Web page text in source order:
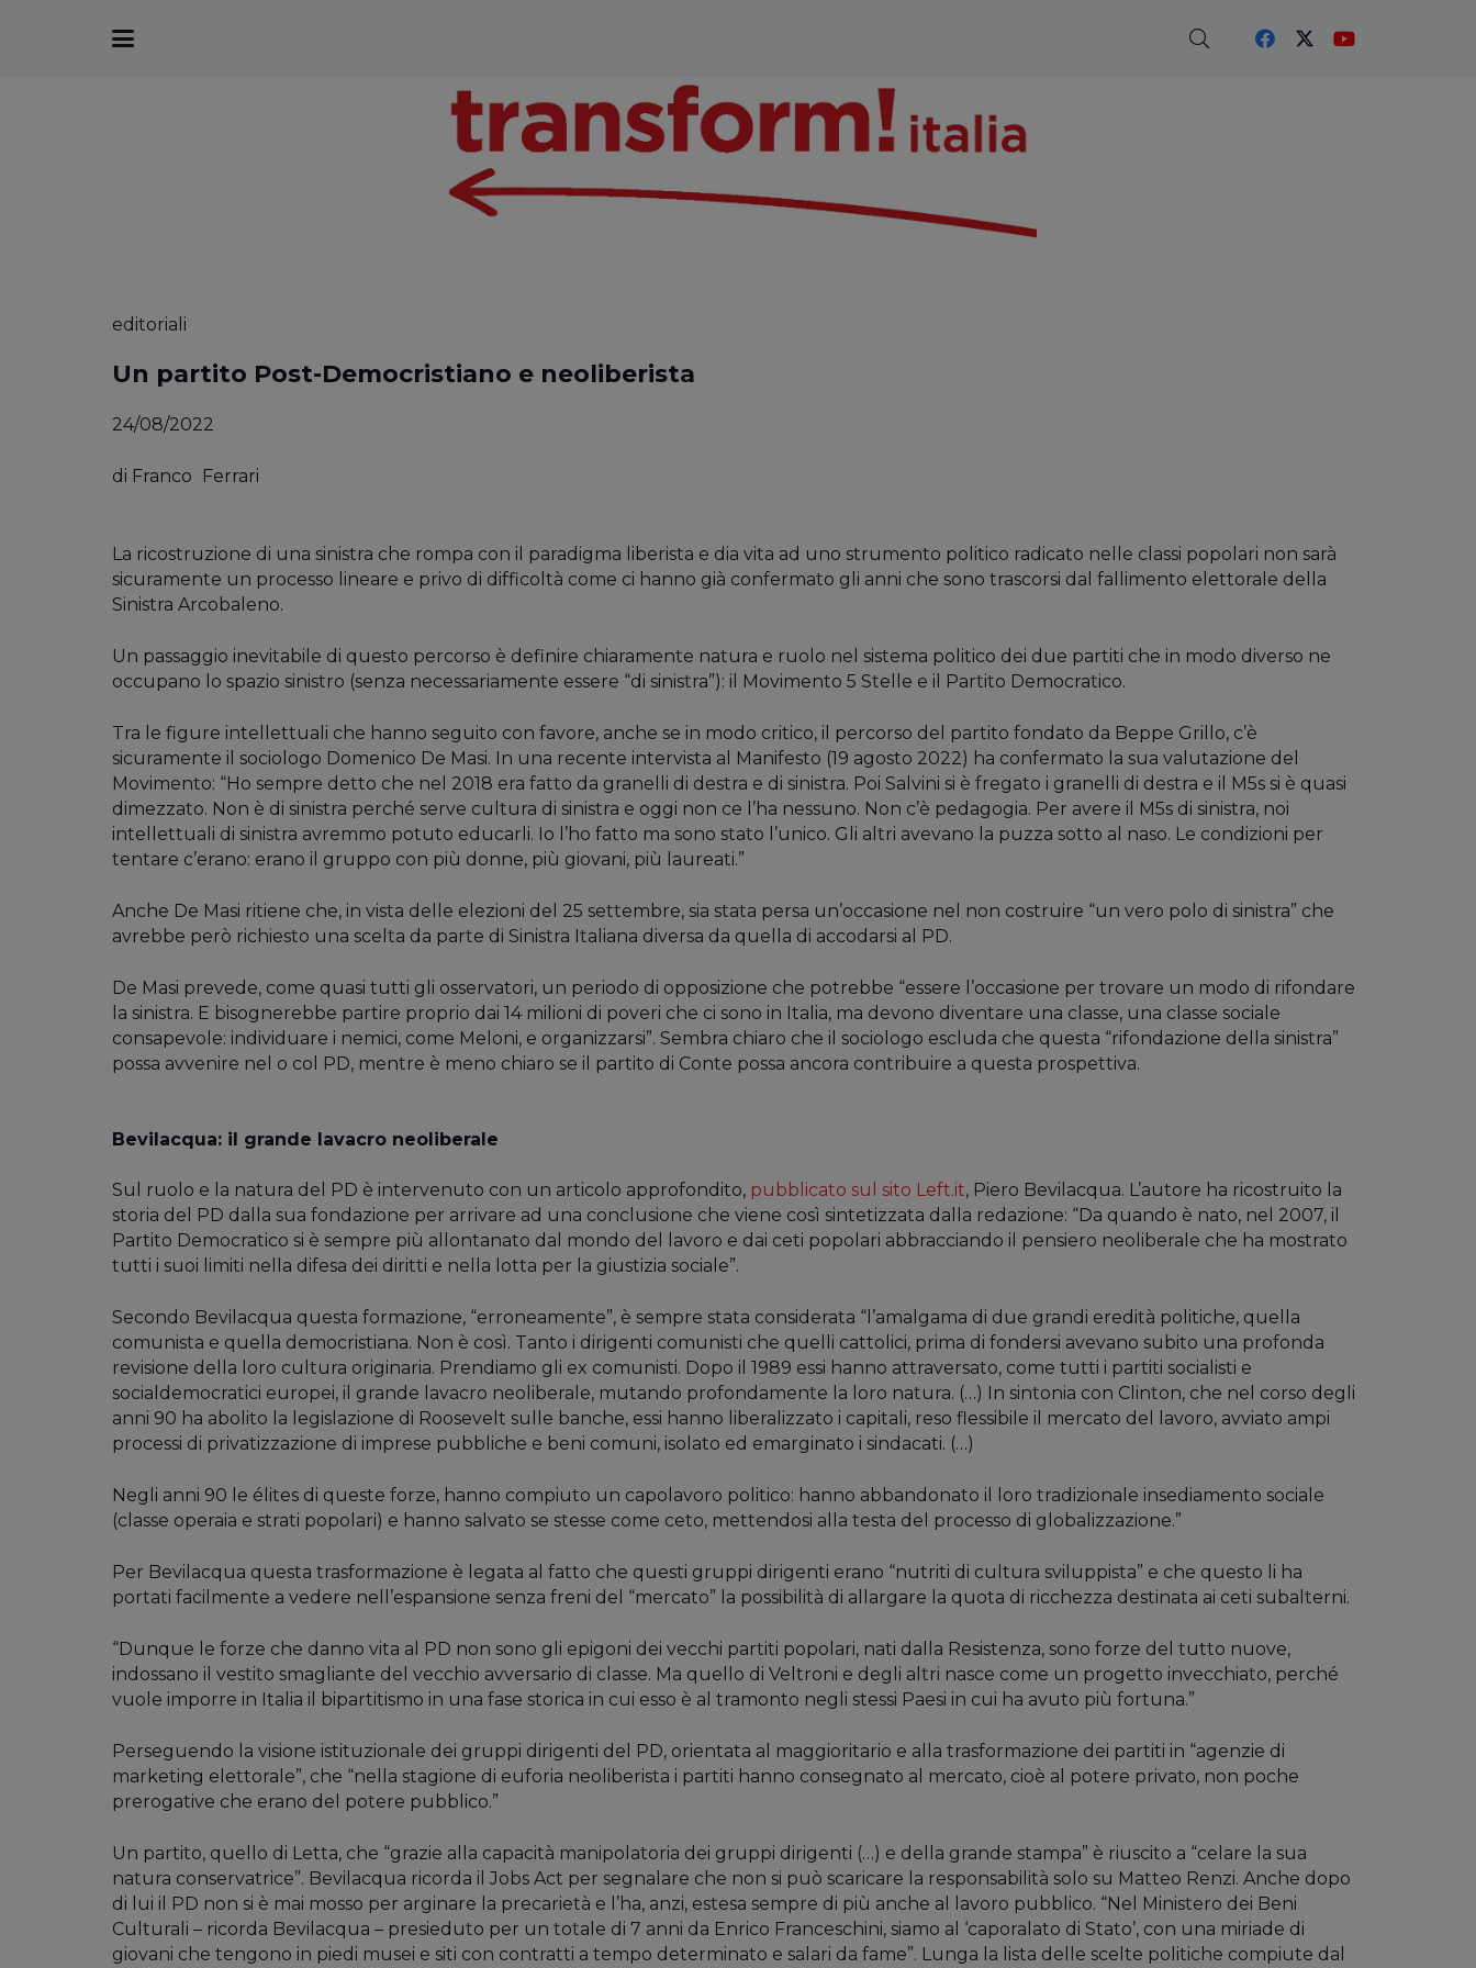
editoriali
Un partito Post-Democristiano e neoliberista
24/08/2022
di Franco Ferrari
La ricostruzione di una sinistra che rompa con il paradigma liberista e dia vita ad uno strumento politico radicato nelle classi popolari non sarà
sicuramente un processo lineare e privo di difficoltà come ci hanno già confermato gli anni che sono trascorsi dal fallimento elettorale della
Sinistra Arcobaleno.
Un passaggio inevitabile di questo percorso è definire chiaramente natura e ruolo nel sistema politico dei due partiti che in modo diverso ne
occupano lo spazio sinistro (senza necessariamente essere “di sinistra”): il Movimento 5 Stelle e il Partito Democratico.
Tra le figure intellettuali che hanno seguito con favore, anche se in modo critico, il percorso del partito fondato da Beppe Grillo, c’è
sicuramente il sociologo Domenico De Masi. In una recente intervista al Manifesto (19 agosto 2022) ha confermato la sua valutazione del
Movimento: “Ho sempre detto che nel 2018 era fatto da granelli di destra e di sinistra. Poi Salvini si è fregato i granelli di destra e il M5s si è quasi
dimezzato. Non è di sinistra perché serve cultura di sinistra e oggi non ce l’ha nessuno. Non c’è pedagogia. Per avere il M5s di sinistra, noi
intellettuali di sinistra avremmo potuto educarli. Io l’ho fatto ma sono stato l’unico. Gli altri avevano la puzza sotto al naso. Le condizioni per
tentare c’erano: erano il gruppo con più donne, più giovani, più laureati.”
Anche De Masi ritiene che, in vista delle elezioni del 25 settembre, sia stata persa un’occasione nel non costruire “un vero polo di sinistra” che
avrebbe però richiesto una scelta da parte di Sinistra Italiana diversa da quella di accodarsi al PD.
De Masi prevede, come quasi tutti gli osservatori, un periodo di opposizione che potrebbe “essere l’occasione per trovare un modo di rifondare
la sinistra. E bisognerebbe partire proprio dai 14 milioni di poveri che ci sono in Italia, ma devono diventare una classe, una classe sociale
consapevole: individuare i nemici, come Meloni, e organizzarsi”. Sembra chiaro che il sociologo escluda che questa “rifondazione della sinistra”
possa avvenire nel o col PD, mentre è meno chiaro se il partito di Conte possa ancora contribuire a questa prospettiva.
Bevilacqua: il grande lavacro neoliberale
Sul ruolo e la natura del PD è intervenuto con un articolo approfondito, pubblicato sul sito Left.it, Piero Bevilacqua. L’autore ha ricostruito la
storia del PD dalla sua fondazione per arrivare ad una conclusione che viene così sintetizzata dalla redazione: “Da quando è nato, nel 2007, il
Partito Democratico si è sempre più allontanato dal mondo del lavoro e dai ceti popolari abbracciando il pensiero neoliberale che ha mostrato
tutti i suoi limiti nella difesa dei diritti e nella lotta per la giustizia sociale”.
Secondo Bevilacqua questa formazione, “erroneamente”, è sempre stata considerata “l’amalgama di due grandi eredità politiche, quella
comunista e quella democristiana. Non è così. Tanto i dirigenti comunisti che quelli cattolici, prima di fondersi avevano subito una profonda
revisione della loro cultura originaria. Prendiamo gli ex comunisti. Dopo il 1989 essi hanno attraversato, come tutti i partiti socialisti e
socialdemocratici europei, il grande lavacro neoliberale, mutando profondamente la loro natura. (…) In sintonia con Clinton, che nel corso degli
anni 90 ha abolito la legislazione di Roosevelt sulle banche, essi hanno liberalizzato i capitali, reso flessibile il mercato del lavoro, avviato ampi
processi di privatizzazione di imprese pubbliche e beni comuni, isolato ed emarginato i sindacati. (…)
Negli anni 90 le élites di queste forze, hanno compiuto un capolavoro politico: hanno abbandonato il loro tradizionale insediamento sociale
(classe operaia e strati popolari) e hanno salvato se stesse come ceto, mettendosi alla testa del processo di globalizzazione.”
Per Bevilacqua questa trasformazione è legata al fatto che questi gruppi dirigenti erano “nutriti di cultura sviluppista” e che questo li ha
portati facilmente a vedere nell’espansione senza freni del “mercato” la possibilità di allargare la quota di ricchezza destinata ai ceti subalterni.
“Dunque le forze che danno vita al PD non sono gli epigoni dei vecchi partiti popolari, nati dalla Resistenza, sono forze del tutto nuove,
indossano il vestito smagliante del vecchio avversario di classe. Ma quello di Veltroni e degli altri nasce come un progetto invecchiato, perché
vuole imporre in Italia il bipartitismo in una fase storica in cui esso è al tramonto negli stessi Paesi in cui ha avuto più fortuna.”
Perseguendo la visione istituzionale dei gruppi dirigenti del PD, orientata al maggioritario e alla trasformazione dei partiti in “agenzie di
marketing elettorale”, che “nella stagione di euforia neoliberista i partiti hanno consegnato al mercato, cioè al potere privato, non poche
prerogative che erano del potere pubblico.”
Un partito, quello di Letta, che “grazie alla capacità manipolatoria dei gruppi dirigenti (…) e della grande stampa” è riuscito a “celare la sua
natura conservatrice”. Bevilacqua ricorda il Jobs Act per segnalare che non si può scaricare la responsabilità solo su Matteo Renzi. Anche dopo
di lui il PD non si è mai mosso per arginare la precarietà e l’ha, anzi, estesa sempre di più anche al lavoro pubblico. “Nel Ministero dei Beni
Culturali – ricorda Bevilacqua – presieduto per un totale di 7 anni da Enrico Franceschini, siamo al ‘caporalato di Stato’, con una miriade di
giovani che tengono in piedi musei e siti con contratti a tempo determinato e salari da fame”. Lunga la lista delle scelte politiche compiute dal